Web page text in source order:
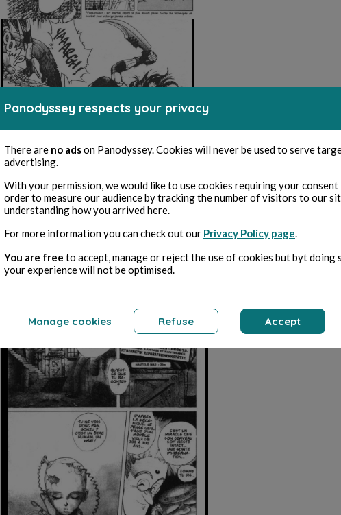
Panodyssey respects your privacy
There are no adson Panodyssey. Cookies will never be used to serve
advertising.
With your permission, we would like to use cookies requiring your consent
order to measure our audience by tracking the number of visitors to our
understanding how you arrived here.
For more information you can check out our Privacy Policy page.
You are free to accept, manage or reject the use of cookies but byt doing
your experience will not be optimised.
Manage cookies Refuse Accept